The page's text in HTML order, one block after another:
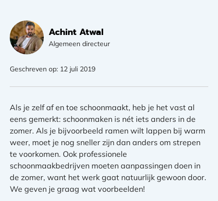
Achint Atwal
Algemeen directeur
Geschreven op: 12 juli 2019
Als je zelf af en toe schoonmaakt, heb je het vast al
eens gemerkt: schoonmaken is nét iets anders in de
zomer. Als je bijvoorbeeld ramen wilt lappen bij warm
weer, moet je nog sneller zijn dan anders om strepen
te voorkomen. Ook professionele
schoonmaakbedrijven moeten aanpassingen doen in
de zomer, want het werk gaat natuurlijk gewoon door.
We geven je graag wat voorbeelden!